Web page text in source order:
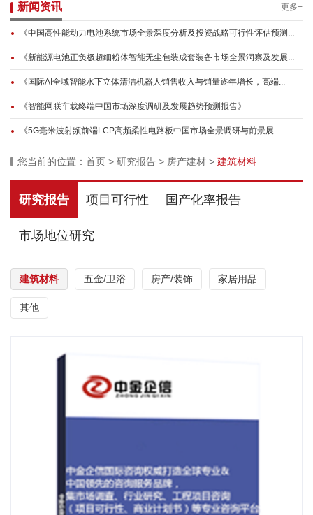
新闻资讯 更多+
《中国高性能动力电池系统市场全景深度分析及投资战略可行性评估预测...
《新能源电池正负极超细粉体智能无尘包装成套装备市场全景洞察及发展...
《国际AI全域智能水下立体清洁机器人销售收入与销量逐年增长，高端...
《智能网联车载终端中国市场深度调研及发展趋势预测报告》
《5G毫米波射频前端LCP高频柔性电路板中国市场全景调研与前景展...
您当前的位置： 首页 > 研究报告 > 房产建材 > 建筑材料
研究报告 项目可行性 国产化率报告
市场地位研究
建筑材料 五金/卫浴 房产/装饰 家居用品
其他